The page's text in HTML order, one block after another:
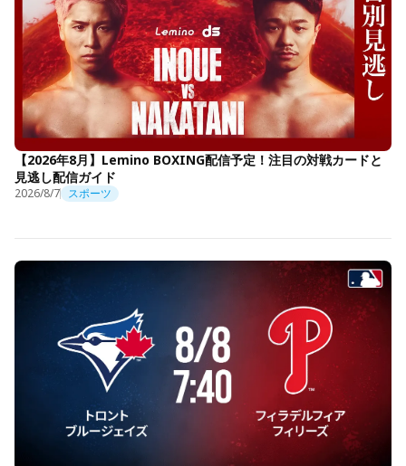
【2026年8月】Lemino BOXING配信予定！注目の対戦カードと
見逃し配信ガイド
2026/8/7 スポーツ